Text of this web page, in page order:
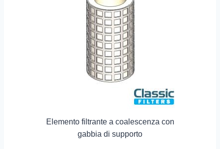
Elemento filtrante a coalescenza con
gabbia di supporto